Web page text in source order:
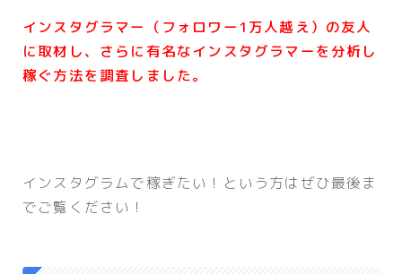
インスタグラマー（フォロワー1万人越え）の友人
に取材し、さらに有名なインスタグラマーを分析し
稼ぐ方法を調査しました。
インスタグラムで稼ぎたい！という方はぜひ最後ま
でご覧ください！